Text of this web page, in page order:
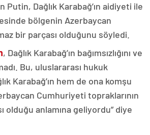
Putin, Dağlık Karabağ’ın aidiyeti ile
bölgenin Azerbaycan
bir parçası olduğunu söyledi.
, Dağlık Karabağ’ın bağımsızlığını ve
Bu, uluslararası hukuk
Karabağ’ın hem de ona komşu
Cumhuriyeti topraklarının
olduğu anlamına geliyordu” diye